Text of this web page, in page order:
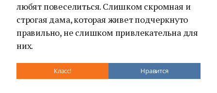
любят повеселиться. Слишком скромная и
строгая дама, которая живет подчеркнуто
правильно, не слишком привлекательна для
них.
Класс! Нравится